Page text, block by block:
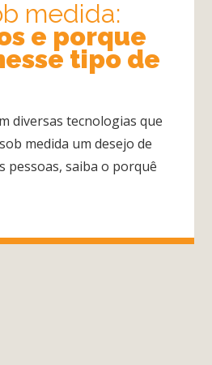
medida:
e porque
tipo de
diversas tecnologias que
medida um desejo de
pessoas, saiba o porquê